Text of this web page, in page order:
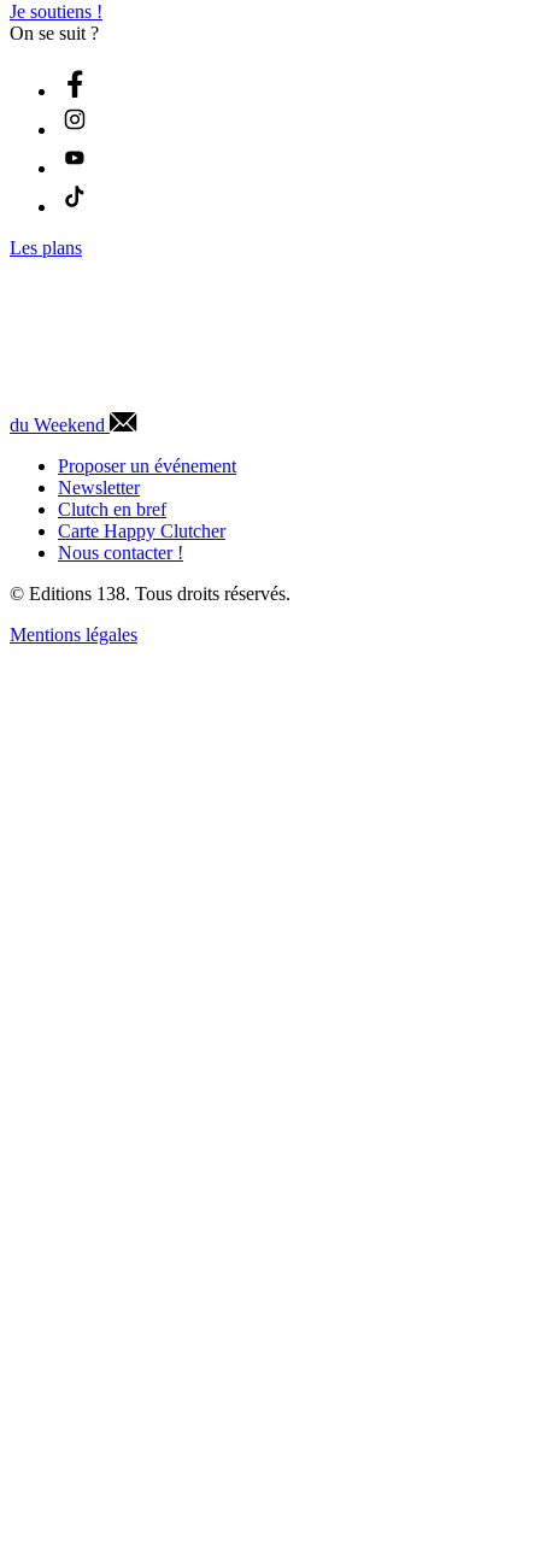
Je soutiens !
On se suit ?
Les plans
du Weekend
Proposer un événement
Newsletter
Clutch en bref
Carte Happy Clutcher
Nous contacter !
© Editions 138. Tous droits réservés.
Mentions légales